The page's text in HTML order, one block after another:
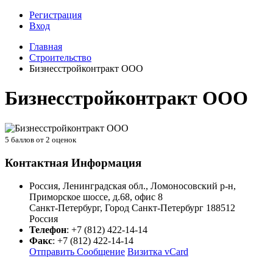
Регистрация
Вход
Главная
Строительство
Бизнесстройконтракт ООО
Бизнесстройконтракт ООО
5 баллов от 2 оценок
Контактная Информация
Россия, Ленинградская обл., Ломоносовский р-н,
Приморское шоссе, д.68, офис 8
Санкт-Петербург, Город Санкт-Петербург 188512
Россия
Телефон: +7 (812) 422-14-14
Факс: +7 (812) 422-14-14
Отправить Сообщение Визитка vCard